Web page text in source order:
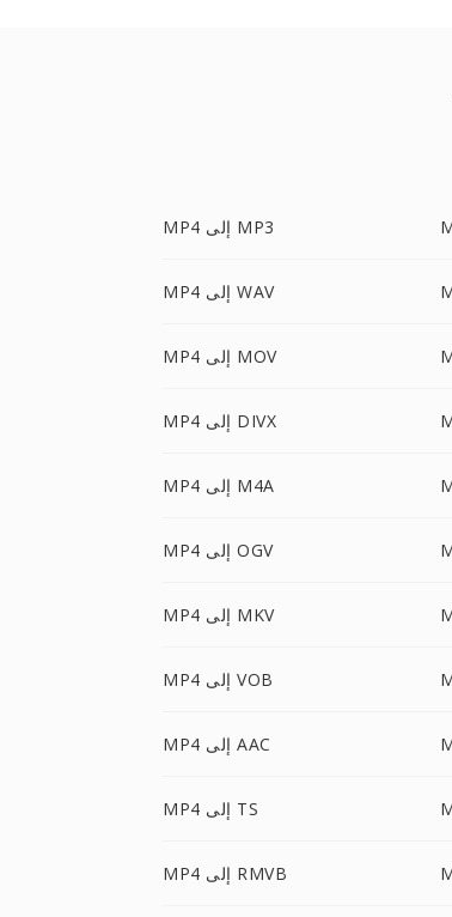
MP4 إلى MP3
MP4 إلى WAV
MP4 إلى MOV
MP4 إلى DIVX
MP4 إلى M4A
MP4 إلى OGV
MP4 إلى MKV
MP4 إلى VOB
MP4 إلى AAC
MP4 إلى TS
MP4 إلى RMVB